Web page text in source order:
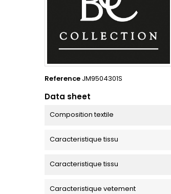
Reference JM9504301S
Data sheet
Composition textile
Caracteristique tissu
Caracteristique tissu
Caracteristique vetement